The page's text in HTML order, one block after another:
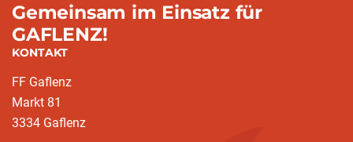
Gemeinsam im Einsatz für
GAFLENZ!
KONTAKT
FF Gaflenz
Markt 81
3334 Gaflenz